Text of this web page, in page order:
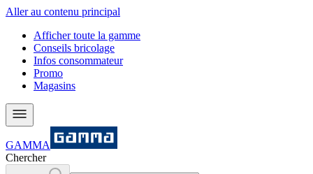
Aller au contenu principal
Afficher toute la gamme
Conseils bricolage
Infos consommateur
Promo
Magasins
GAMMA
Chercher